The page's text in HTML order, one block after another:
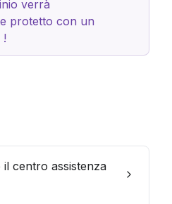
protetto con un
!
centro assistenza